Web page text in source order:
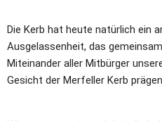
Die Kerb hat heute natürlich ein
Ausgelassenheit, das
Miteinander aller Mitbürger
Gesicht der Merfeller Kerb